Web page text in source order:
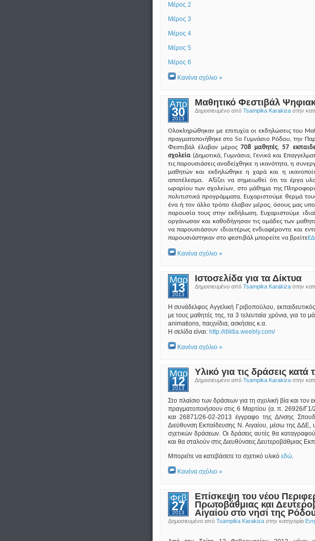
Μέρος 2
Μέρος 3
Μέρος 4
Μέρος 5
Μέρος 6
Κανένα σχόλιο »
Απρ
30
2013
Μαθητικό Φεστιβάλ
Δημοσιευμένο απόTsampika Karakiza στην
Ολοκληρώθηκαν με επιτυχία οι εκδηλώσεις του
πραγματοποιήθηκε στο 5ο Γυμνάσιο Ρόδου, την
Φεστιβάλ έλαβαν μέρος 708 μαθητές,57
σχολεία(Δημοτικά, Γυμνάσια, Γενικά και
τις παρουσιάσεις αναδείχθηκε η ικανότητα, η
μαθητών και εκδηλώθηκε η χαρά και η
αποτέλεσμα. Αξίζει να σημειωθεί ότι τα έργα
ωραρίου των σχολείων, στο μάθημα της
πολιτιστικά προγράμματα. Ευχαριστούμε θερμά
ένα ή τον άλλο τρόπο έλαβαν μέρος, όσους μας
παρουσία τους στην εκδήλωση. Ευχαριστούμε
οργάνωσαν και καθοδήγησαν τις ομάδες των
να παρουσιάσουν ιδιαιτέρως ενδιαφέροντα και
παρουσιάστηκαν στο φεστιβάλ μπορείτε να βρείτε
Κανένα σχόλιο »
Μαρ
13
2013
Ιστοσελίδα για τα Δίκτυα
Δημοσιευμένο απόTsampika Karakiza στην
Η συνάδελφος Αγγελική Γριβοπούλου,
με τους μαθητές της, τα 3 τελευταία χρόνια, για το
animations, παιχνίδια, ασκήσεις κ.α.
Η σελίδα είναι: http://diktia.weebly.com/
Κανένα σχόλιο »
Μαρ
12
2013
Υλικό για τις δράσεις κατά
Δημοσιευμένο απόTsampika Karakiza στην
Στο πλαίσιο των δράσεων για τη σχολική βία και
πραγματοποιήσουν στις 6 Μαρτίου (α. π. 26926/
και 26871/26-02-2013 έγγραφο της Δ/νσης
Διεύθυνση Εκπαίδευσης Ν. Αιγαίου, μέσω της ΔΔΕ,
σχετικών δράσεων. Οι δράσεις αυτές θα
και θα σταλούν στις Διευθύνσεις Δευτεροβάθμιας
Μπορείτε να κατεβάσετε το σχετικό υλικό εδώ.
Κανένα σχόλιο »
Φεβ
27
2013
Επίσκεψη του νέου
Πρωτοβάθμιας και
Αιγαίου στο νησί της
Δημοσιευμένο από Tsampika Karakizaστην κατηγορία